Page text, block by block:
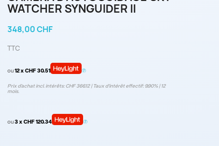
WATCHER SYNGUIDER II
348,00 CHF
TTC
ou12 x CHF 30.51
Prix d’achat incl. intérêts: CHF 366.12 | Taux d‘intérêt effectif: 9.90% | 12
mois.
ou3 x CHF 120.34